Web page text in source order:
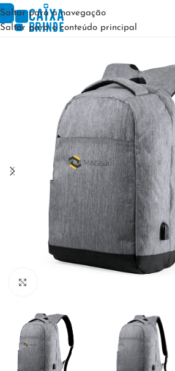
Saltar para a navegação
Saltar para o conteúdo principal